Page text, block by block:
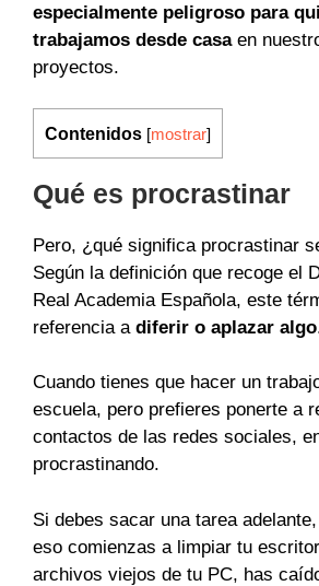
especialmente peligroso para
trabajamos desde casaen
proyectos.
Contenidos [mostrar]
Qué es procrastinar
Pero, ¿qué significa procrastinar
Según la definición que recoge el
Real Academia Española, este
referencia a diferir o aplazar algo
Cuando tienes que hacer un
escuela, pero prefieres ponerte a
contactos de las redes sociales,
procrastinando.
Si debes sacar una tarea
eso comienzas a limpiar tu
archivos viejos de tu PC, has